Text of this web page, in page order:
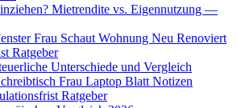
Mietrendite vs. Eigennutzung —
Unterschiede und Vergleich